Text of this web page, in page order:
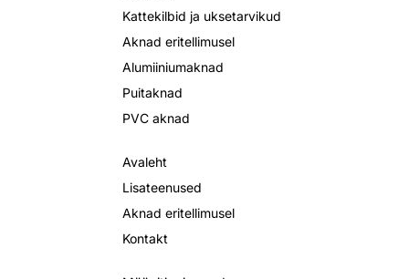
Kattekilbid ja uksetarvikud
Aknad eritellimusel
Alumiiniumaknad
Puitaknad
PVC aknad
Avaleht
Lisateenused
Aknad eritellimusel
Kontakt